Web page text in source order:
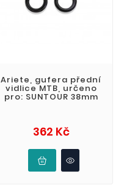
Ariete, gufera přední
vidlice MTB, určeno
pro: SUNTOUR 38mm
362 KčCena